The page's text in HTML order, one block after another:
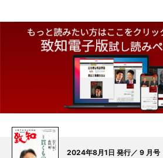
2024年8月1日 発行／ 9 月号